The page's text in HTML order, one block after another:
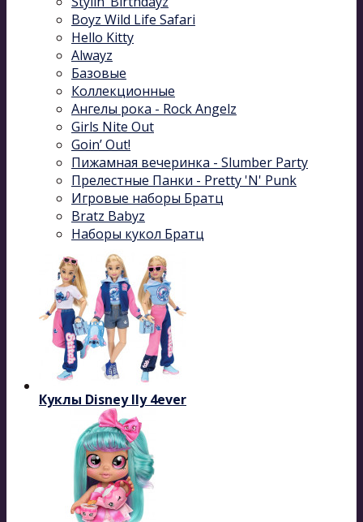
Boyz Wild Life Safari
Hello Kitty
Alwayz
Базовые
Коллекционные
Ангелы рока - Rock Angelz
Girls Nite Out
Goin’ Out!
Пижамная вечеринка - Slumber Party
Прелестные Панки - Pretty 'N' Punk
Игровые наборы Братц
Bratz Babyz
Наборы кукол Братц
Куклы Disney Ily 4ever